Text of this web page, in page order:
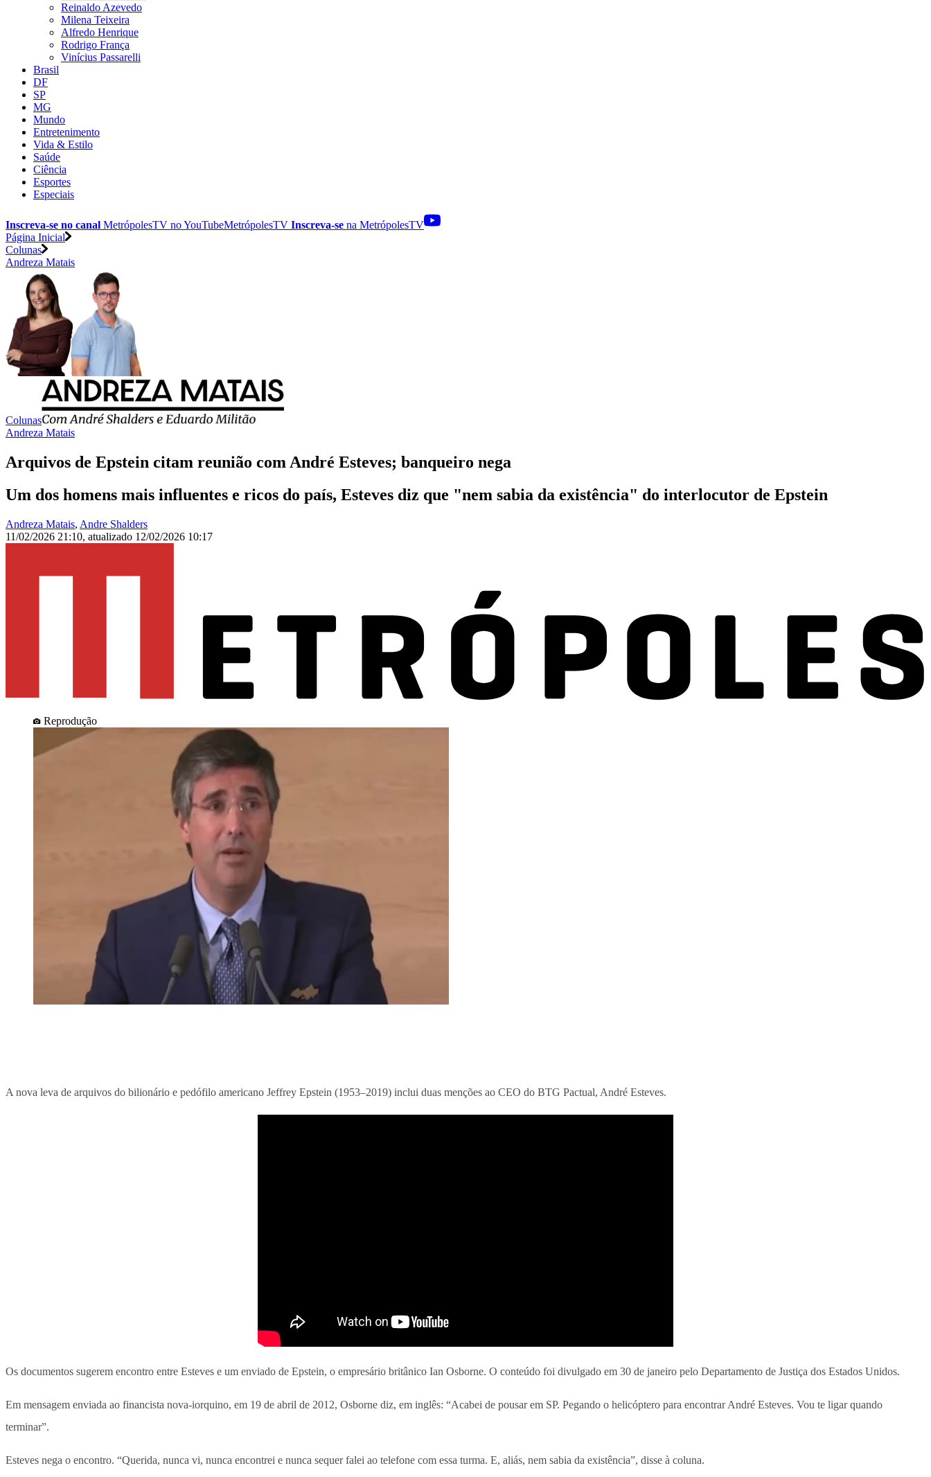
Reinaldo Azevedo
Milena Teixeira
Alfredo Henrique
Rodrigo França
Vinícius Passarelli
Brasil
DF
SP
MG
Mundo
Entretenimento
Vida & Estilo
Saúde
Ciência
Esportes
Especiais
Inscreva-se no canal MetrópolesTV noYouTubeMetrópolesTV Inscreva-se na MetrópolesTV
Página Inicial
Colunas
Andreza Matais
Colunas
Andreza Matais
Arquivos de Epstein citam reunião com André Esteves; banqueiro nega
Um dos homens mais influentes e ricos do país, Esteves diz que "nem sabia da existência" do interlocutor de Epstein
Andreza Matais, Andre Shalders
11/02/2026 21:10, atualizado 12/02/2026 10:17
Reprodução
A nova leva de arquivos do bilionário e pedófilo americano Jeffrey Epstein (1953–2019) inclui duas menções ao CEO do BTG Pactual, André Esteves.
Os documentos sugerem encontro entre Esteves e um enviado de Epstein, o empresário britânico Ian Osborne. O conteúdo foi divulgado em 30 de janeiro pelo Departamento de Justiça dos Estados Unidos.
Em mensagem enviada ao financista nova-iorquino, em 19 de abril de 2012, Osborne diz, em inglês: “Acabei de pousar em SP. Pegando o helicóptero para encontrar André Esteves. Vou te ligar quando
terminar”.
Esteves nega o encontro. “Querida, nunca vi, nunca encontrei e nunca sequer falei ao telefone com essa turma. E, aliás, nem sabia da existência”, disse à coluna.